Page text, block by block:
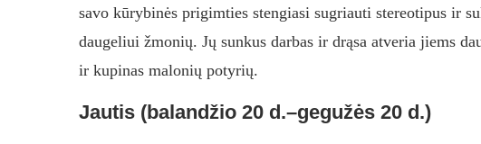
savo kūrybinės prigimties stengiasi sugriauti stereotipus ir
daugeliui žmonių. Jų sunkus darbas ir drąsa atveria jiems
ir kupinas malonių potyrių.
Jautis (balandžio 20 d.–gegužės 20 d.)